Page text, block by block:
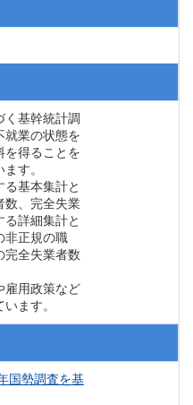
く基幹統計調
就業の状態を
を得ることを
す。
基本集計と
数、完全失業
詳細集計と
非正規の職
完全失業者数
雇用政策など
ます。
国勢調査を基